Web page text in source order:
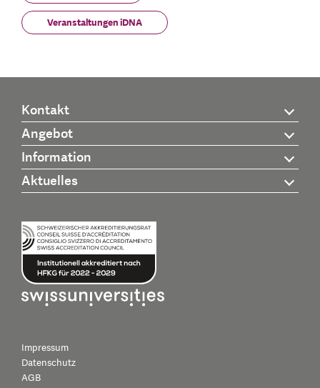
Veranstaltungen iDNA
Kontakt
Angebot
Information
Aktuelles
Impressum
Datenschutz
AGB